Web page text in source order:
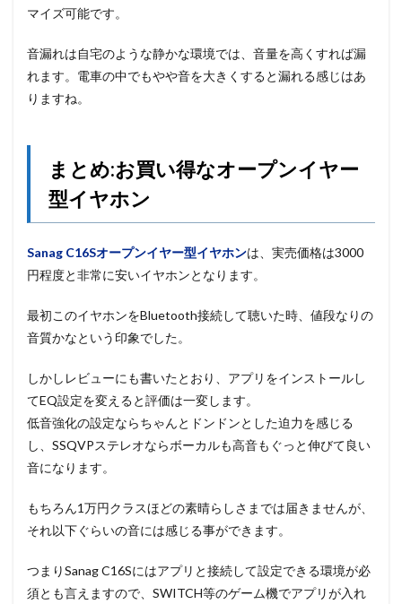
マイズ可能です。
音漏れは自宅のような静かな環境では、音量を高くすれば漏
れます。電車の中でもやや音を大きくすると漏れる感じはあ
りますね。
まとめ:お買い得なオープンイヤー
型イヤホン
Sanag C16Sオープンイヤー型イヤホンは、実売価格は3000
円程度と非常に安いイヤホンとなります。
最初このイヤホンをBluetooth接続して聴いた時、値段なりの
音質かなという印象でした。
しかしレビューにも書いたとおり、アプリをインストールし
てEQ設定を変えると評価は一変します。
低音強化の設定ならちゃんとドンドンとした迫力を感じる
し、SSQVPステレオならボーカルも高音もぐっと伸びて良い
音になります。
もちろん1万円クラスほどの素晴らしさまでは届きませんが、
それ以下ぐらいの音には感じる事ができます。
つまりSanag C16Sにはアプリと接続して設定できる環境が必
須とも言えますので、SWITCH等のゲーム機でアプリが入れ